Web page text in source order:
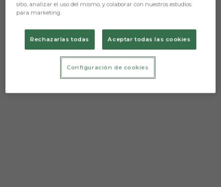
sitio, analizar el uso del mismo, y colaborar con nuestros estudios
para marketing.
Rechazarlas todas Aceptar todas las cookies
Configuración de cookies